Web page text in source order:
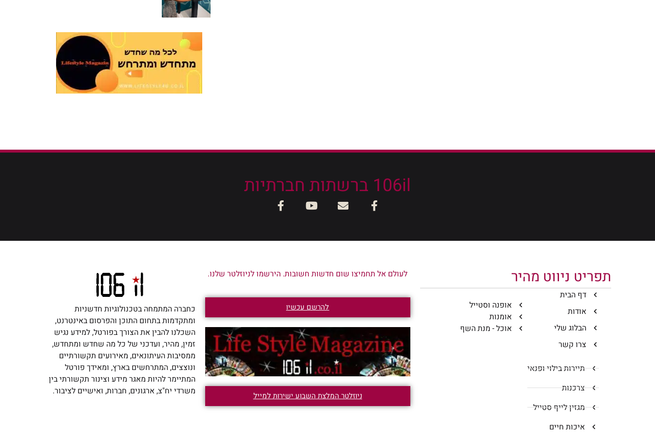
106il ברשתות חברתיות
תפריט ניווט מהיר
דף הבית
אודות
הבלוג שלי
צרו קשר
אופנה וסטייל
אומנות
אוכל - מנת השף
תיירות בילוי ופנאי
צרכנות
מגזין לייף סטייל
איכות חיים
לעולם אל תחמיצו שום חדשות חשובות. הירשמו לניוזלטר שלנו.
להרשם עכשיו
ניוזלטר המלצת השבוע ישירות למייל
כחברה המתמחה בטכנולוגיות חדשניות
ומתקדמות בתחום התוכן והפרסום באינטרנט,
השכלנו להבין את הצורך בפורטל, למידע נגיש
זמין, מהיר, ועדכני של כל מה שחדש ומתחדש,
ממסיבות העיתונאים, מאירועים תקשורתיים
ונוצצים, המתרחשים בארץ, ומאידך פורטל
המתיימר להיות מאגר מידע וצינור תקשורתי בין
משרדי יח"צ, ארגונים, חברות, ואישיים לציבור.